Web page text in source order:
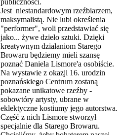
publiczności.
Jest niestandardowym rzeźbiarzem,
maksymalistą. Nie lubi określenia
"performer", woli przedstawiać się
jako... żywe dzieło sztuki. Dzięki
kreatywnym działaniom Starego
Browaru będziemy mieli szansę
poznać Daniela Lismore'a osobiście.
Na wystawie z okazji 16. urodzin
poznańskiego Centrum zostaną
pokazane unikatowe rzeźby -
sobowtóry artysty, ubrane w
eklektyczne kostiumy jego autorstwa.
Część z nich Lismore stworzył
specjalnie dla Starego Browaru.